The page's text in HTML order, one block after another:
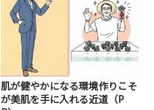
肌が健やかになる環境作りこそ
が美肌を手に入れる近道（P